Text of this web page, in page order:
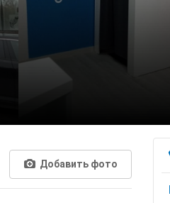
Добавить фото